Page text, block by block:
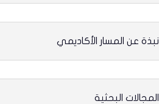
نبذة عن المسار الأكاديمي
المجالات البحثية